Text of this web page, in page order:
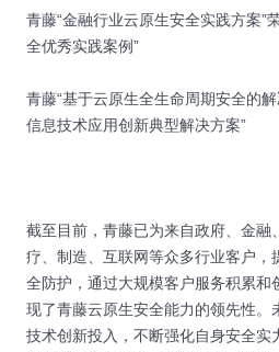
青藤“金融行业云原生安全实践方案”
全优秀实践案例”
青藤“基于云原生全生命周期安全的
信息技术应用创新典型解决方案”
截至目前，青藤已为来自政府、金融
疗、制造、互联网等众多行业客户，
全防护，通过大规模客户服务积累和
现了青藤云原生安全能力的领先性。
技术创新投入，不断强化自身安全实